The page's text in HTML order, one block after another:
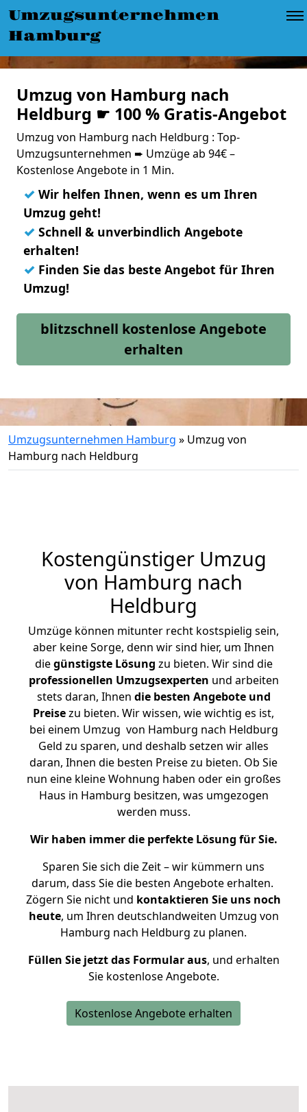
Umzugsunternehmen
Hamburg
Umzug von Hamburg nach
Heldburg ☛ 100 % Gratis-Angebot
Umzug von Hamburg nach Heldburg : Top-
Umzugsunternehmen ➨ Umzüge ab 94€ –
Kostenlose Angebote in 1 Min.
✓ Wir helfen Ihnen, wenn es um Ihren
Umzug geht!
✓ Schnell & unverbindlich Angebote
erhalten!
✓ Finden Sie das beste Angebot für Ihren
Umzug!
blitzschnell kostenlose Angebote
erhalten
Umzugsunternehmen Hamburg » Umzug von
Hamburg nach Heldburg
Kostengünstiger Umzug
von Hamburg nach
Heldburg
Umzüge können mitunter recht kostspielig sein,
aber keine Sorge, denn wir sind hier, um Ihnen
diegünstigste Lösung zu bieten. Wir sind die
professionellen Umzugsexperten und arbeiten
stets daran, Ihnen die besten Angebote und
Preisezu bieten. Wir wissen, wie wichtig es ist,
bei einem Umzug von Hamburg nach Heldburg
Geld zu sparen, und deshalb setzen wir alles
daran, Ihnen die besten Preise zu bieten. Ob Sie
nun eine kleine Wohnung haben oder ein großes
Haus in Hamburg besitzen, was umgezogen
werden muss.
Wir haben immer die perfekte Lösung für Sie.
Sparen Sie sich die Zeit – wir kümmern uns
darum, dass Sie die besten Angebote erhalten.
Zögern Sie nicht und kontaktieren Sie uns noch
heute, um Ihren deutschlandweiten Umzug von
Hamburg nach Heldburg zu planen.
Füllen Sie jetzt das Formular aus, und erhalten
Sie kostenlose Angebote.
Kostenlose Angebote erhalten